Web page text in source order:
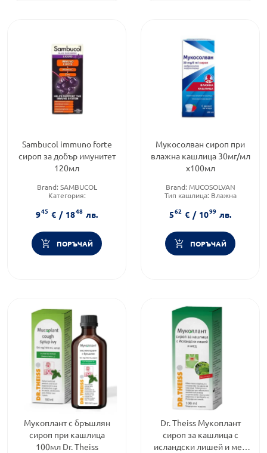
Sambucol immuno forte
сироп за добър имунитет
120мл
Brand: SAMBUCOL
Категория:
възрастни
Предназначено за:деца
945 € / 1848 лв.
ПОРЪЧАЙ
Мукосолван сироп при
влажна кашлица 30мг/мл
х100мл
Brand: MUCOSOLVAN
Тип кашлица: Влажна
Форма на продукта:сироп
562 € / 1099 лв.
ПОРЪЧАЙ
Мукоплант с бръшлян
сироп при кашлица
100мл Dr. Theiss
Dr. Theiss Мукоплант
сироп за кашлица с
исландски лишей и мед